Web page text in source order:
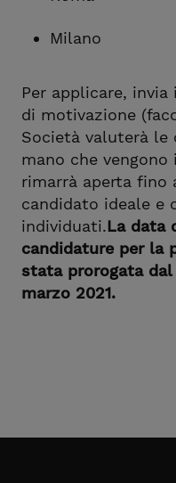
Milano
Per applicare,
di motivazione
Società valuterà le
mano che
rimarrà aperta fino
candidato ideale e
individuati.La data
candidature per la
stata prorogata dal
marzo 2021.